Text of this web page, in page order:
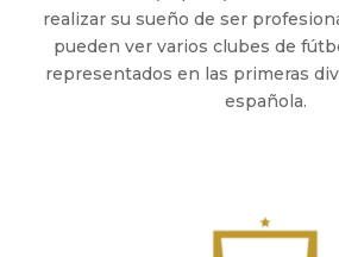
realizar su sueño de ser
pueden ver varios clubes de
representados en las primeras
española.